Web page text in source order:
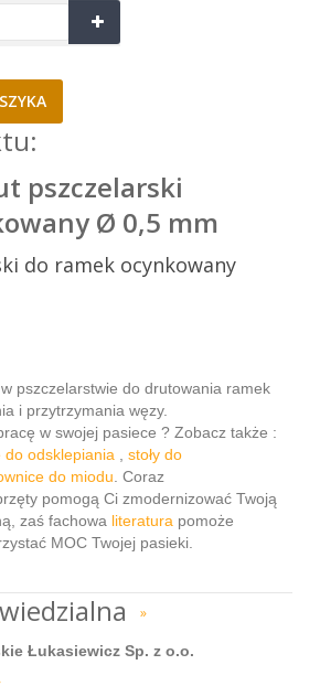
pszczelarski
Ø 0,5 mm
do ramek ocynkowany
pszczelarstwie do drutowania ramek
i przytrzymania węzy.
w swojej pasiece ? Zobacz także :
odsklepiania
stoły do
do miodu . Coraz
pomogą Ci zmodernizować Twoją
zaś fachowa literatura pomoże
MOC Twojej pasieki.
»
Łukasiewicz Sp. z o.o.